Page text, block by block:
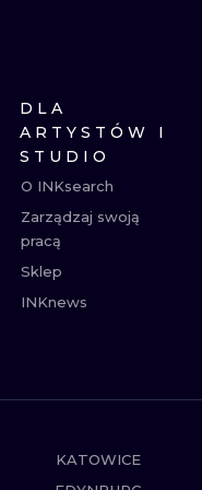
DLA
ARTYSTÓW I
STUDIO
O INKsearch
Zarządzaj swoją
pracą
Sklep
INKnews
KATOWICE